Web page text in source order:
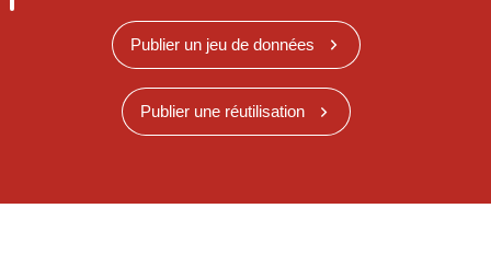
Publier un jeu de données
Publier une réutilisation